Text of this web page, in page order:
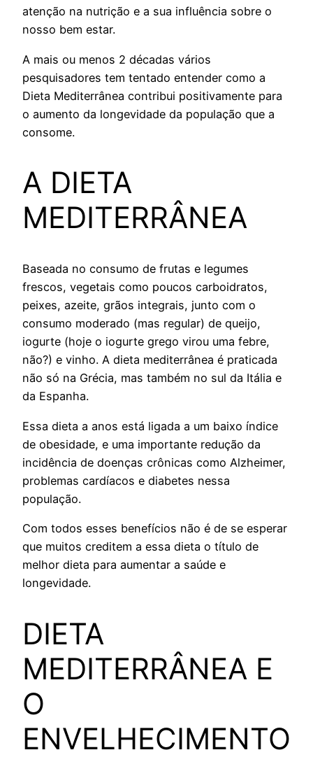
atenção na nutrição e a sua influência sobre o
nosso bem estar.
A mais ou menos 2 décadas vários
pesquisadores tem tentado entender como a
Dieta Mediterrânea contribui positivamente para
o aumento da longevidade da população que a
consome.
A DIETA
MEDITERRÂNEA
Baseada no consumo de frutas e legumes
frescos, vegetais como poucos carboidratos,
peixes, azeite, grãos integrais, junto com o
consumo moderado (mas regular) de queijo,
iogurte (hoje o iogurte grego virou uma febre,
não?) e vinho. A dieta mediterrânea é praticada
não só na Grécia, mas também no sul da Itália e
da Espanha.
Essa dieta a anos está ligada a um baixo índice
de obesidade, e uma importante redução da
incidência de doenças crônicas como Alzheimer,
problemas cardíacos e diabetes nessa
população.
Com todos esses benefícios não é de se esperar
que muitos creditem a essa dieta o título de
melhor dieta para aumentar a saúde e
longevidade.
DIETA
MEDITERRÂNEA E
O
ENVELHECIMENTO